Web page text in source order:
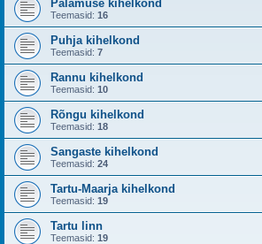
Palamuse kihelkond
Teemasid: 16
Puhja kihelkond
Teemasid: 7
Rannu kihelkond
Teemasid: 10
Rõngu kihelkond
Teemasid: 18
Sangaste kihelkond
Teemasid: 24
Tartu-Maarja kihelkond
Teemasid: 19
Tartu linn
Teemasid: 19